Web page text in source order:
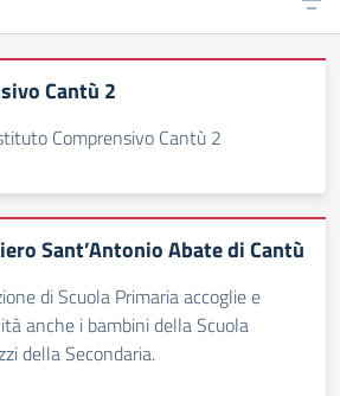
Cantù 2
Comprensivo Cantù 2
Sant’Antonio Abate di Cantù
di Scuola Primaria accoglie e
anche i bambini della Scuola
della Secondaria.